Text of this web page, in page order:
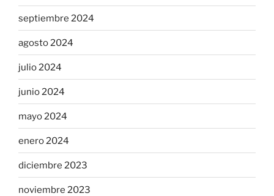
septiembre 2024
agosto 2024
julio 2024
junio 2024
mayo 2024
enero 2024
diciembre 2023
noviembre 2023